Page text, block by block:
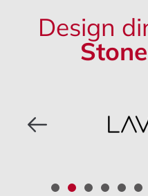
Design